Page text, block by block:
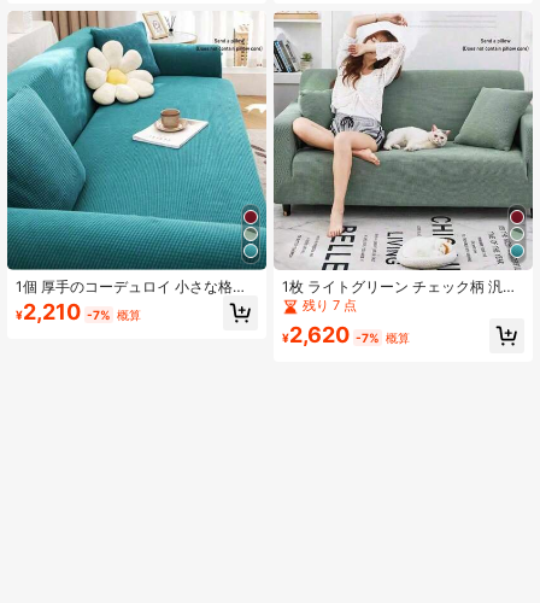
1個 厚手のコーデュロイ 小さな格子
柄ソファーカバー（グリーン）、ス
トレッチ製、滑り止め 引っかき傷防
¥2,210 -7% 概算
1枚 ライトグリーン チェック柄 汎用
ソファーカバー、厚手のコーンフリ
ース生地、四季通用の弾性フルラッ
プソファープロテクター、引っかき
残り 7 点
¥2,620 -7% 概算